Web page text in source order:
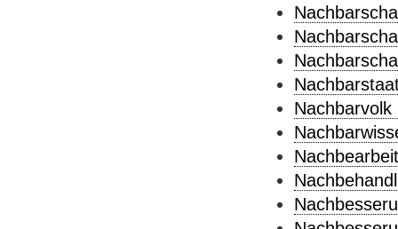
Nachbarvolk